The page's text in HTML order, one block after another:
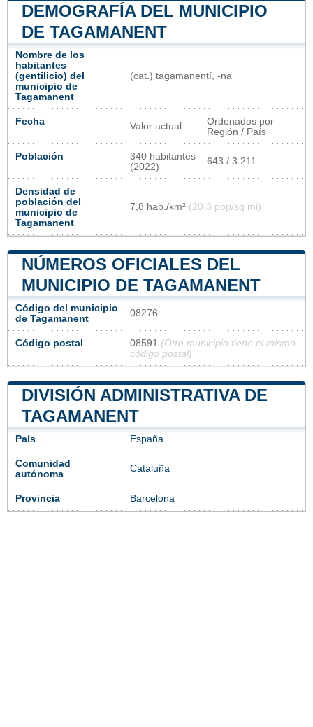
DEMOGRAFÍA DEL MUNICIPIO
DE TAGAMANENT
Nombre de los
habitantes
(gentilicio) del
municipio de
Tagamanent
(cat.) tagamanentí, -na
Fecha Valor actual
Ordenados por
Región / País
Población
340 habitantes
(2022)
643 / 3 211
Densidad de
población del
municipio de
Tagamanent
7,8 hab./km² (20,3 pop/sq mi)
NÚMEROS OFICIALES DEL
MUNICIPIO DE TAGAMANENT
Código del municipio
de Tagamanent
08276
Código postal 08591 (Otro municipio tiene el mismo
código postal)
DIVISIÓN ADMINISTRATIVA DE
TAGAMANENT
País España
Comunidad
autónoma
Cataluña
Provincia Barcelona